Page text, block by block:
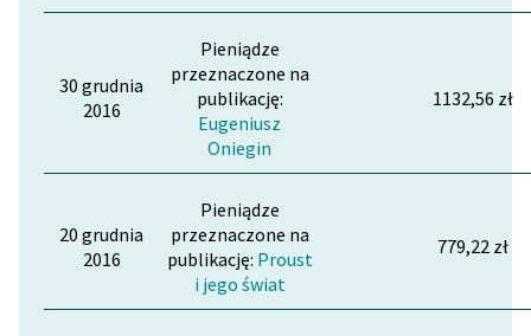
30 grudnia
2016
Pieniądze
przeznaczone na
publikację:
Eugeniusz
Oniegin
1132,56 zł
20 grudnia
2016
Pieniądze
przeznaczone na
publikację: Proust
i jego świat
779,22 zł